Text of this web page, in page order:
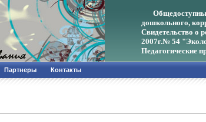
дошкольного,
Свидетельство о
2007г.№ 54
Педагогические
Партнеры Контакты